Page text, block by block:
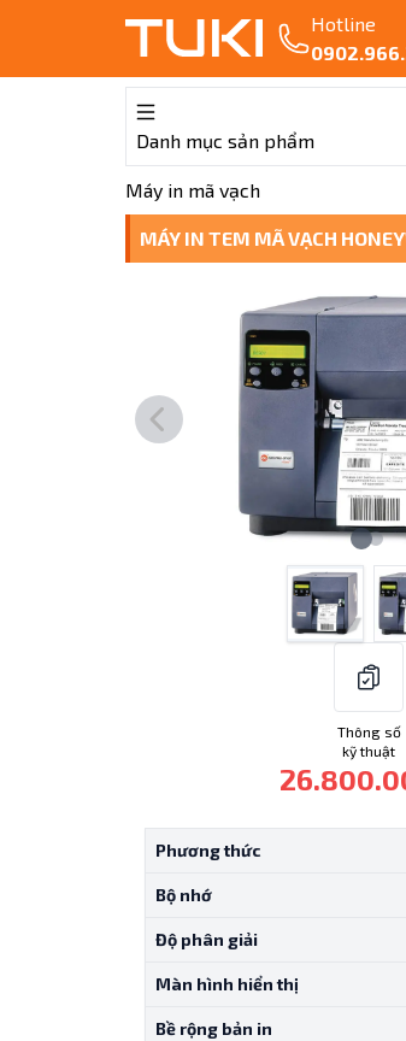
Hotline
Danh mục sản phẩm
Máy in mã vạch
MÁY IN TEM MÃ VẠCH
Thông số
kỹ thuật
Phương thức
Bộ nhớ
Độ phân giải
Màn hình hiển thị
Bề rộng bản in